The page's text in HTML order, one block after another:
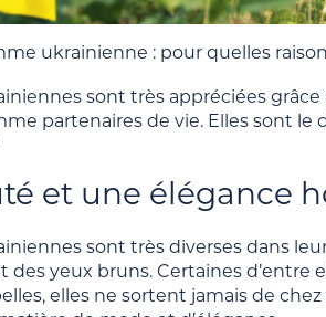
ukrainienne : pour quelles
sont très appréciées
partenaires de vie. Elles sont
et une élégance
sont très diverses dans
des yeux bruns. Certaines d’entre
elles ne sortent jamais de